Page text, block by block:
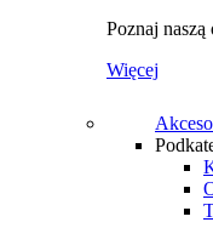
Poznaj
Więcej